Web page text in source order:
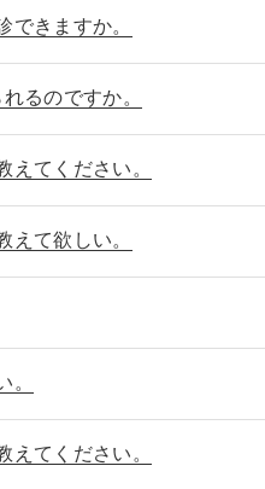
できますか。
るのですか。
てください。
えて欲しい。
。
えてください。